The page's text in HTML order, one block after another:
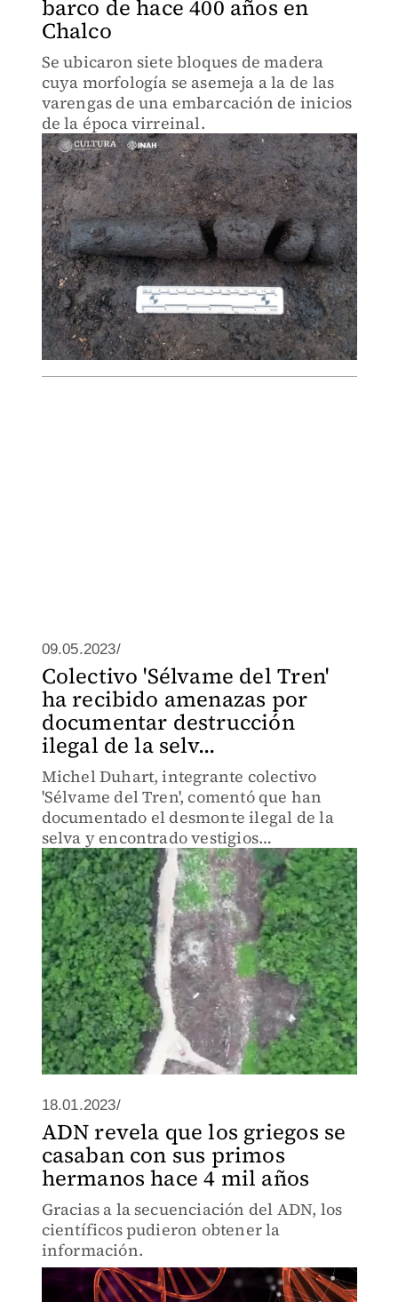
barco de hace 400 años en
Chalco
Se ubicaron siete bloques de madera
cuya morfología se asemeja a la de las
varengas de una embarcación de inicios
de la época virreinal.
09.05.2023/
Colectivo 'Sélvame del Tren'
ha recibido amenazas por
documentar destrucción
ilegal de la selv...
Michel Duhart, integrante colectivo
'Sélvame del Tren', comentó que han
documentado el desmonte ilegal de la
selva y encontrado vestigios
arqueológicos, cuevas y cenotes, que se
ven afectados por las obras del Tren
Maya.
18.01.2023/
ADN revela que los griegos se
casaban con sus primos
hermanos hace 4 mil años
Gracias a la secuenciación del ADN, los
científicos pudieron obtener la
información.